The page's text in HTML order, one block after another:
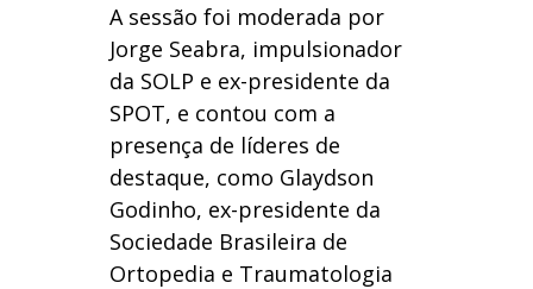
A sessão foi moderada por
Jorge Seabra, impulsionador
da SOLP e ex-presidente da
SPOT, e contou com a
presença de líderes de
destaque, como Glaydson
Godinho, ex-presidente da
Sociedade Brasileira de
Ortopedia e Traumatologia